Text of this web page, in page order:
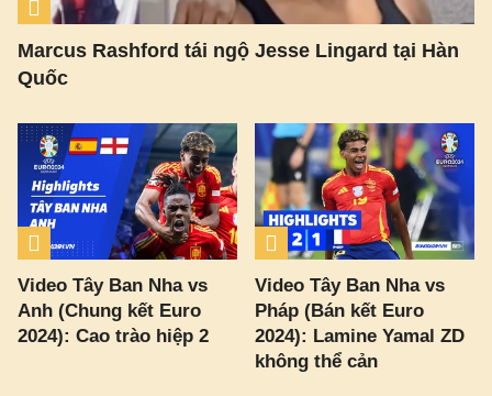
Marcus Rashford tái ngộ Jesse Lingard tại Hàn
Quốc
Video Tây Ban Nha vs
Anh (Chung kết Euro
2024): Cao trào hiệp 2
Video Tây Ban Nha vs
Pháp (Bán kết Euro
2024): Lamine Yamal ZD
không thể cản